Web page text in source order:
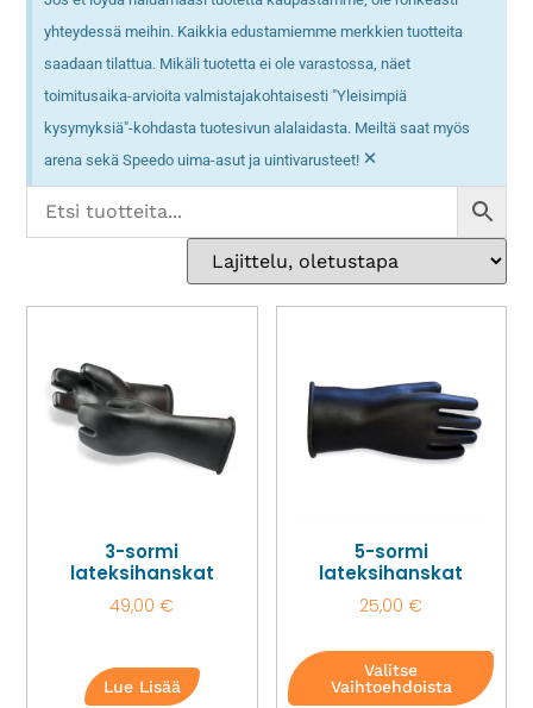
yhteydessä meihin. Kaikkia edustamiemme merkkien tuotteita
saadaan tilattua. Mikäli tuotetta ei ole varastossa, näet
toimitusaika-arvioita valmistajakohtaisesti "Yleisimpiä
kysymyksiä"-kohdasta tuotesivun alalaidasta. Meiltä saat myös
arena sekä Speedo uima-asut ja uintivarusteet! ×
3-sormi
lateksihanskat
49,00€
Lue Lisää
5-sormi
lateksihanskat
25,00€
Valitse
Vaihtoehdoista